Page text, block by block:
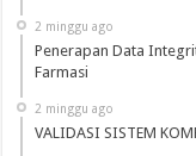
2 minggu ago
Penerapan Data
Farmasi
2 minggu ago
VALIDASI SISTEM